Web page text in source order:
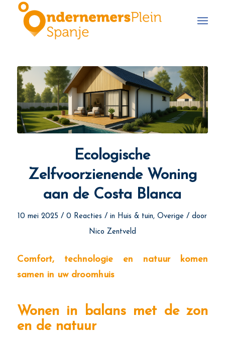
Ecologische
Zelfvoorzienende Woning
aan de Costa Blanca
10 mei 2025 / 0 Reacties / in Huis & tuin,Overige / door
Nico Zentveld
Comfort, technologie en natuur komen
samen in uw droomhuis
Wonen in balans met de zon
en de natuur